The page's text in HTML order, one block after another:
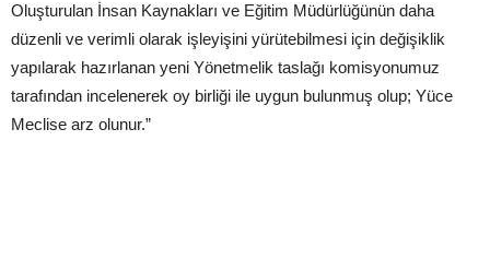
Oluşturulan İnsan Kaynakları ve Eğitim Müdürlüğünün daha
düzenli ve verimli olarak işleyişini yürütebilmesi için değişiklik
yapılarak hazırlanan yeni Yönetmelik taslağı komisyonumuz
tarafından incelenerek oy birliği ile uygun bulunmuş olup; Yüce
Meclise arz olunur.”